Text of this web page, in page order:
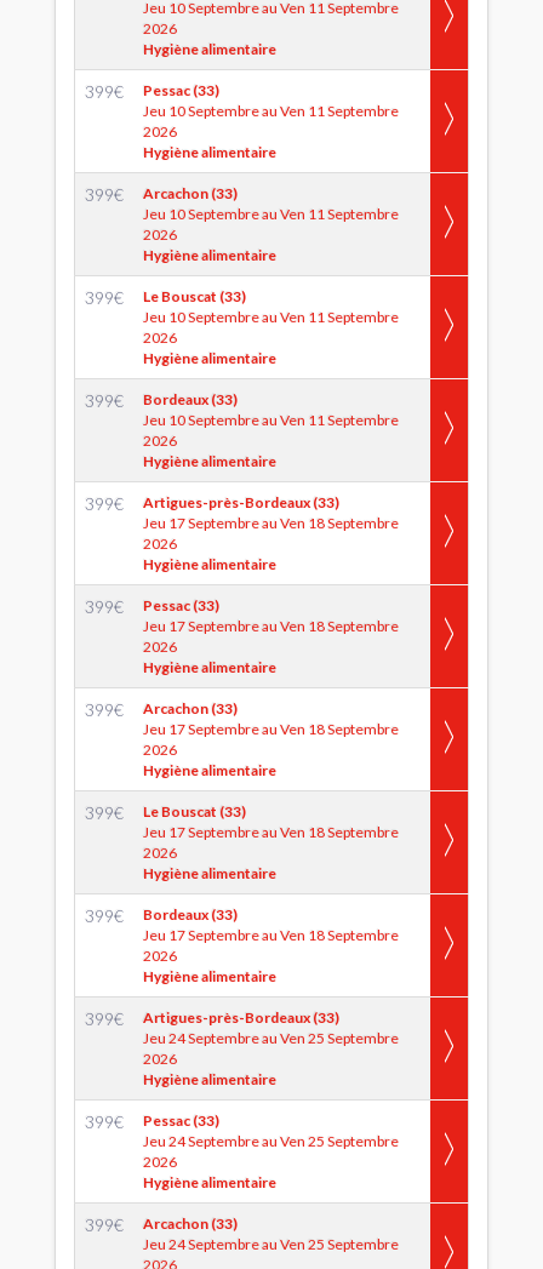
Jeu 10 Septembre au Ven 11 Septembre
2026
Hygiène alimentaire
399€
Pessac (33)
Jeu 10 Septembre au Ven 11 Septembre
2026
Hygiène alimentaire
399€
Arcachon (33)
Jeu 10 Septembre au Ven 11 Septembre
2026
Hygiène alimentaire
399€
Le Bouscat (33)
Jeu 10 Septembre au Ven 11 Septembre
2026
Hygiène alimentaire
399€
Bordeaux (33)
Jeu 10 Septembre au Ven 11 Septembre
2026
Hygiène alimentaire
399€
Artigues-près-Bordeaux (33)
Jeu 17 Septembre au Ven 18 Septembre
2026
Hygiène alimentaire
399€
Pessac (33)
Jeu 17 Septembre au Ven 18 Septembre
2026
Hygiène alimentaire
399€
Arcachon (33)
Jeu 17 Septembre au Ven 18 Septembre
2026
Hygiène alimentaire
399€
Le Bouscat (33)
Jeu 17 Septembre au Ven 18 Septembre
2026
Hygiène alimentaire
399€
Bordeaux (33)
Jeu 17 Septembre au Ven 18 Septembre
2026
Hygiène alimentaire
399€
Artigues-près-Bordeaux (33)
Jeu 24 Septembre au Ven 25 Septembre
2026
Hygiène alimentaire
399€
Pessac (33)
Jeu 24 Septembre au Ven 25 Septembre
2026
Hygiène alimentaire
399€
Arcachon (33)
Jeu 24 Septembre au Ven 25 Septembre
2026